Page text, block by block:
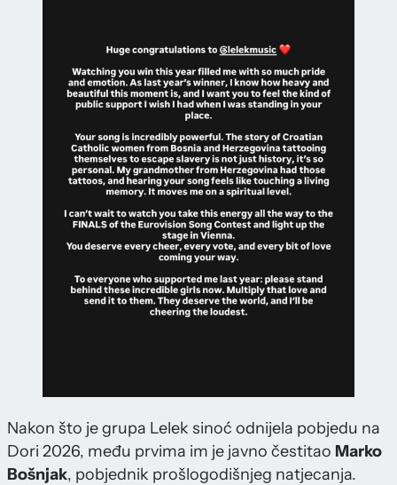
Nakon što je grupa Lelek sinoć odnijela pobjedu na
Dori 2026, među prvima im je javno čestitao Marko
Bošnjak, pobjednik prošlogodišnjeg natjecanja.